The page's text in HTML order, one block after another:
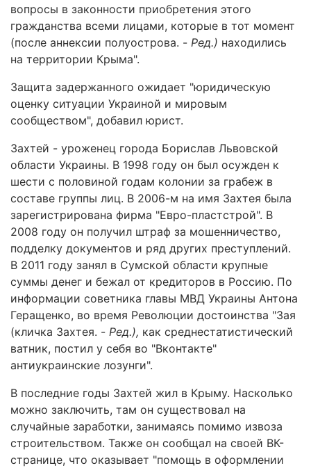
вопросы в законности приобретения этого
гражданства всеми лицами, которые в тот момент
(после аннексии полуострова. - Ред.) находились
на территории Крыма".
Защита задержанного ожидает "юридическую
оценку ситуации Украиной и мировым
сообществом", добавил юрист.
Захтей - уроженец города Борислав Львовской
области Украины. В 1998 году он был осужден к
шести с половиной годам колонии за грабеж в
составе группы лиц. В 2006-м на имя Захтея была
зарегистрирована фирма "Евро-пластстрой". В
2008 году он получил штраф за мошенничество,
подделку документов и ряд других преступлений.
В 2011 году занял в Сумской области крупные
суммы денег и бежал от кредиторов в Россию. По
информации советника главы МВД Украины Антона
Геращенко, во время Революции достоинства "Зая
(кличка Захтея. - Ред.), как среднестатистический
ватник, постил у себя во "Вконтакте"
антиукраинские лозунги".
В последние годы Захтей жил в Крыму. Насколько
можно заключить, там он существовал на
случайные заработки, занимаясь помимо извоза
строительством. Также он сообщал на своей ВК-
странице, что оказывает "помощь в оформлении